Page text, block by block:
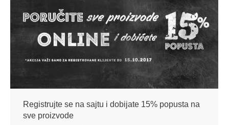
Registrujte se na sajtu i dobijate 15% popusta na
sve proizvode